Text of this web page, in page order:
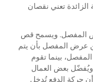
تعني نقصان
المفصل. ويسمح قص
قليلًا من عرض المفصل بأن يتم
بينما تقوم
ويُفضّل بعض العمال
حركة الدفع تُدخل